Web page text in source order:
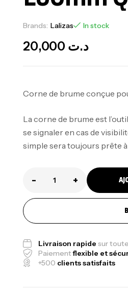
Brands: Lalizas In stock
د.ت 20,000
Corne de brume conçue
La corne de brume est
se signaler en cas de
simple sera toujours prête à
- +
Livraison rapide sur
Paiementflexible et
+500 clients satisfaits
Canne
1.83m 120/
Cannes,
د.ت379,000
Foureau Kalli
د.ت420,000
378,000